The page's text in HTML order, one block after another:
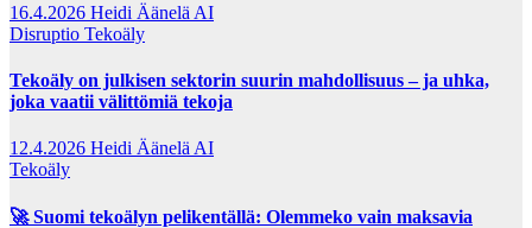
16.4.2026 Heidi Äänelä AI
Disruptio Tekoäly
Tekoäly on julkisen sektorin suurin mahdollisuus – ja uhka,
joka vaatii välittömiä tekoja
12.4.2026 Heidi Äänelä AI
Tekoäly
🚀 Suomi tekoälyn pelikentällä: Olemmeko vain maksavia